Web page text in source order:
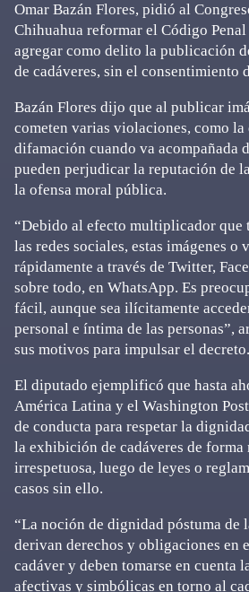
Omar Bazán Flores, pidió al
Chihuahua reformar el Código
agregar como delito la publicación
de cadáveres, sin el consentimiento
Bazán Flores dijo que al publicar
cometen varias violaciones, como
difamación cuando va acompañada
pueden perjudicar la reputación de
la ofensa moral pública.
“Debido al efecto multiplicador que
las redes sociales, estas imágenes o
rápidamente a través de Twitter,
sobre todo, en WhatsApp. Es
fácil, aunque sea ilícitamente
personal e íntima de las personas”,
sus motivos para impulsar el decreto.
El diputado ejemplificó que hasta
América Latina y el Washington
de conducta para respetar la
la exhibición de cadáveres de
irrespetuosa, luego de leyes o
casos sin ello.
“La noción de dignidad póstuma de
derivan derechos y obligaciones en
cadáver y deben tomarse en cuenta
afectivas y simbólicas en torno al